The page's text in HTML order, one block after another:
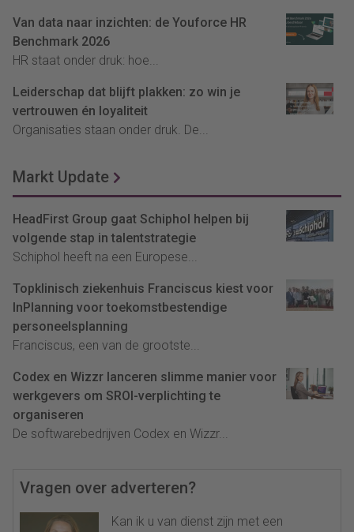
Van data naar inzichten: de Youforce HR
Benchmark 2026
HR staat onder druk: hoe...
Leiderschap dat blijft plakken: zo win je
vertrouwen én loyaliteit
Organisaties staan onder druk. De...
Markt Update
HeadFirst Group gaat Schiphol helpen bij
volgende stap in talentstrategie
Schiphol heeft na een Europese...
Topklinisch ziekenhuis Franciscus kiest voor
InPlanning voor toekomstbestendige
personeelsplanning
Franciscus, een van de grootste...
Codex en Wizzr lanceren slimme manier voor
werkgevers om SROI-verplichting te
organiseren
De softwarebedrijven Codex en Wizzr...
Vragen over adverteren?
Kan ik u van dienst zijn met een